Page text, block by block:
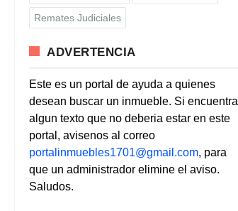
Remates Judiciales
ADVERTENCIA
Este es un portal de ayuda a quienes
desean buscar un inmueble. Si encuentra
algun texto que no deberia estar en este
portal, avisenos al correo
portalinmuebles1701@gmail.com, para
que un administrador elimine el aviso.
Saludos.